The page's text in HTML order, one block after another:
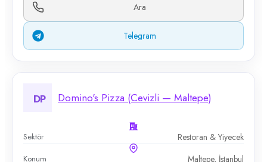
Ara
Telegram
DP Domino's Pizza (Cevizli — Maltepe)
Sektör Restoran & Yiyecek
Konum Maltepe, İstanbul